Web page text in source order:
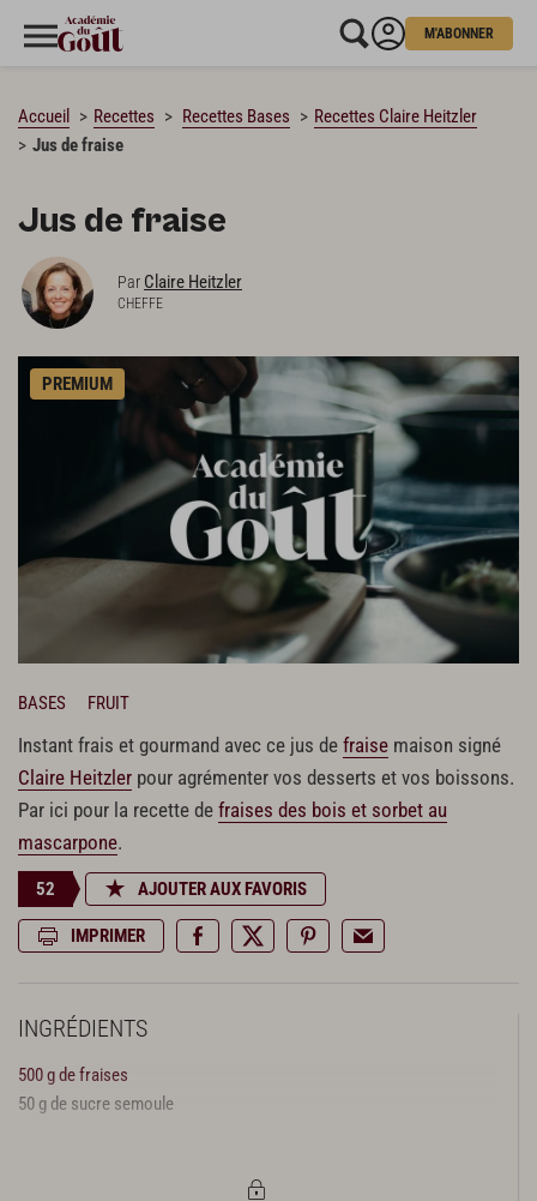
M'ABONNER
Accueil Recettes Recettes Bases
Recettes Claire Heitzler
Jus de fraise
Jus de fraise
Par Claire Heitzler
CHEFFE
PREMIUM
BASES FRUIT
Instant frais et gourmand avec ce jus de fraise maison signé
Claire Heitzler pour agrémenter vos desserts et vos boissons.
Par ici pour la recette de fraises des bois et sorbet au
mascarpone.
52 AJOUTER AUX FAVORIS
IMPRIMER
INGRÉDIENTS
500 g de fraises
50 g de sucre semoule
CHARGEMENT…